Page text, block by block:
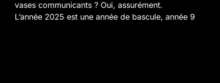
vases communicants ? Oui, assurément.
L’année 2025 est une année de bascule, année 9